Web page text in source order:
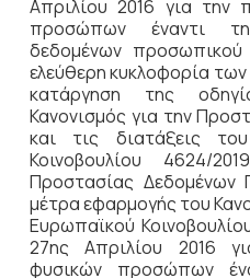
Απριλίου 2016 για την
προσώπων έναντι
δεδομένων
ελεύθερη κυκλοφορία
κατάργηση της
Κανονισμός για την
και τις διατάξεις
Κοινοβουλίου 4624/
Προστασίας Δεδομένων
μέτρα εφαρμογής του
Ευρωπαϊκού
27ης Απριλίου 2016
φυσικών προσώπων